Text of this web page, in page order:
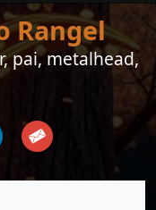
Rangel
pai, metalhead,
Email